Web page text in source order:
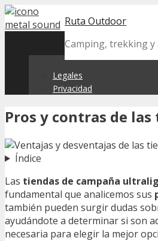
Skip
to
Ruta Outdoor
Camping, trekking
Legales
Privacidad
Pros y contras de
Índice
Las tiendas de campaña
fundamental que analicemos sus
también pueden surgir dudas
ayudándote a determinar si son
necesaria para elegir la mejor